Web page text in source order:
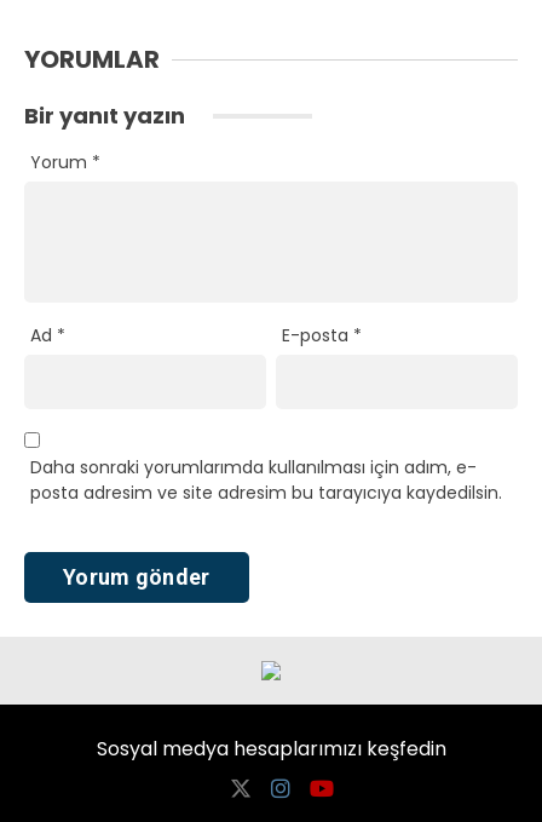
YORUMLAR
Bir yanıt yazın
Yorum *
Ad * E-posta *
Daha sonraki yorumlarımda kullanılması için adım, e-
posta adresim ve site adresim bu tarayıcıya kaydedilsin.
Sosyal medya hesaplarımızı keşfedin